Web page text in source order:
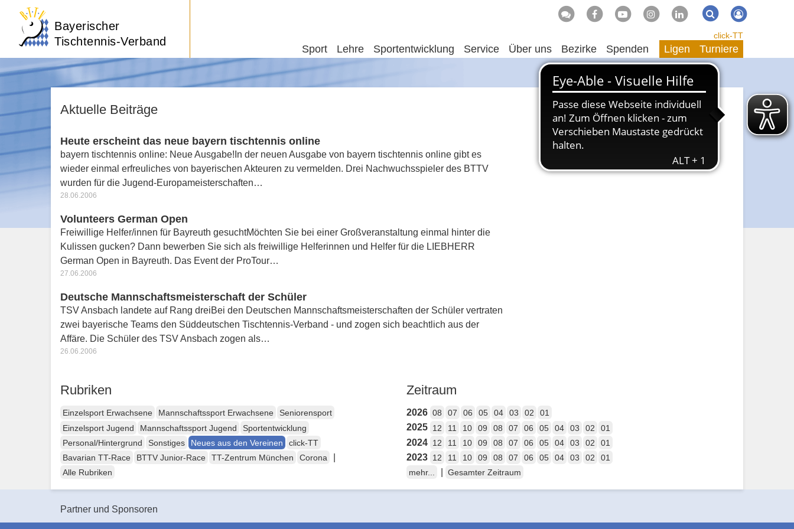
Bayerischer
Tischtennis-Verband
Suche Suchen
Sport Lehre Sportentwicklung Service Über uns Bezirke Spenden
click-TT
Ligen Turniere
Aktuelle Beiträge
Heute erscheint das neue bayern tischtennis online
bayern tischtennis online: Neue Ausgabe!In der neuen Ausgabe von bayern tischtennis online gibt es
wieder einmal erfreuliches von bayerischen Akteuren zu vermelden. Drei Nachwuchsspieler des BTTV
wurden für die Jugend-Europameisterschaften…
28.06.2006
Volunteers German Open
Freiwillige Helfer/innen für Bayreuth gesuchtMöchten Sie bei einer Großveranstaltung einmal hinter die
Kulissen gucken? Dann bewerben Sie sich als freiwillige Helferinnen und Helfer für die LIEBHERR
German Open in Bayreuth. Das Event der ProTour…
27.06.2006
Deutsche Mannschaftsmeisterschaft der Schüler
TSV Ansbach landete auf Rang dreiBei den Deutschen Mannschaftsmeisterschaften der Schüler vertraten
zwei bayerische Teams den Süddeutschen Tischtennis-Verband - und zogen sich beachtlich aus der
Affäre. Die Schüler des TSV Ansbach zogen als…
26.06.2006
Rubriken
Einzelsport Erwachsene Mannschaftssport Erwachsene
Seniorensport
Einzelsport Jugend
Mannschaftssport Jugend
Sportentwicklung
Personal/Hintergrund
Sonstiges Neues aus den Vereinen
click-TT
Bavarian TT-Race
BTTV Junior-Race TT-Zentrum München Corona
Alle Rubriken
Zeitraum
2026 08 07 06 05 04 03 02 01
2025 12 11 10 09 08 07 06 05 04 03 02 01
2024 12 11 10 09 08 07 06 05 04 03 02 01
2023 12 11 10 09 08 07 06 05 04 03 02
01
mehr...
Gesamter Zeitraum
Partner und Sponsoren